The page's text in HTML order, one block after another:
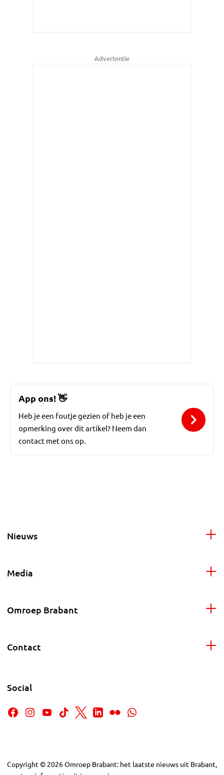
Advertentie
App ons!👋
Heb je een foutje gezien of heb je een
opmerking over dit artikel? Neem dan
contact met ons op.
Nieuws
Media
Omroep Brabant
Contact
Social
Copyright © 2026Omroep Brabant: het laatste nieuws uit Brabant,